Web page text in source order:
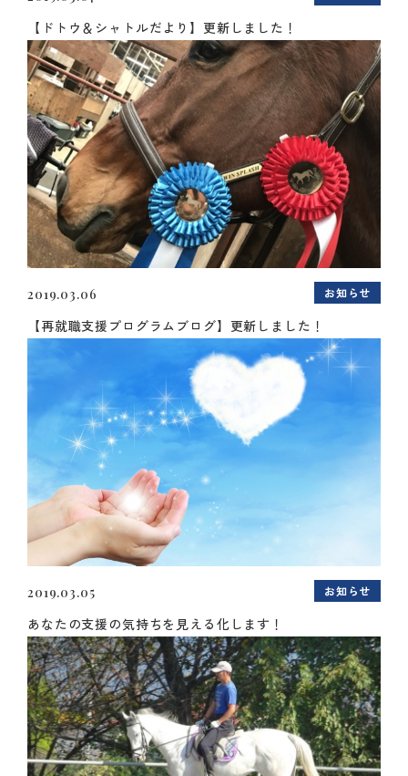
【ドトウ＆シャトルだより】更新しました！
2019.03.06 お知らせ
【再就職支援プログラムブログ】更新しました！
2019.03.05 お知らせ
あなたの支援の気持ちを見える化します！